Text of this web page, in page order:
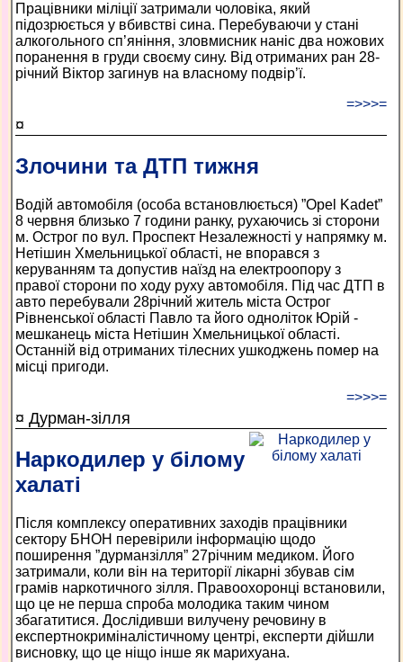
Працівники міліції затримали чоловіка, який
підозрюється у вбивстві сина. Перебуваючи у стані
алкогольного сп’яніння, зловмисник наніс два ножових
поранення в груди своєму сину. Від отриманих ран 28­
річний Віктор загинув на власному подвір’ї.
=>>>=
¤
Злочини та ДТП тижня
Водій автомобіля (особа встановлюється) ”Opel Kadet”
8 червня близько 7 години ранку, рухаючись зі сторони
м. Острог по вул. Проспект Незалежності у напрямку м.
Нетішин Хмельницької області, не впорався з
керуванням та допустив наїзд на електроопору з
правої сторони по ходу руху автомобіля. Під час ДТП в
авто перебували 28­річний житель міста Острог
Рівненської області Павло та його одноліток Юрій ­
мешканець міста Нетішин Хмельницької області.
Останній від отриманих тілесних ушкоджень помер на
місці пригоди.
=>>>=
¤ Дурман-зілля
Наркодилер у білому
халаті
Після комплексу оперативних заходів працівники
сектору БНОН перевірили інформацію щодо
поширення ”дурман­зілля” 27­річним медиком. Його
затримали, коли він на території лікарні збував сім
грамів наркотичного зілля. Правоохоронці встановили,
що це не перша спроба молодика таким чином
збагатитися. Дослідивши вилучену речовину в
експертно­криміналістичному центрі, експерти дійшли
висновку, що це ніщо інше як марихуана.